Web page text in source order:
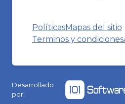
PolíticasMapas del sitio
Terminos y condiciones
Desarrollado
por: